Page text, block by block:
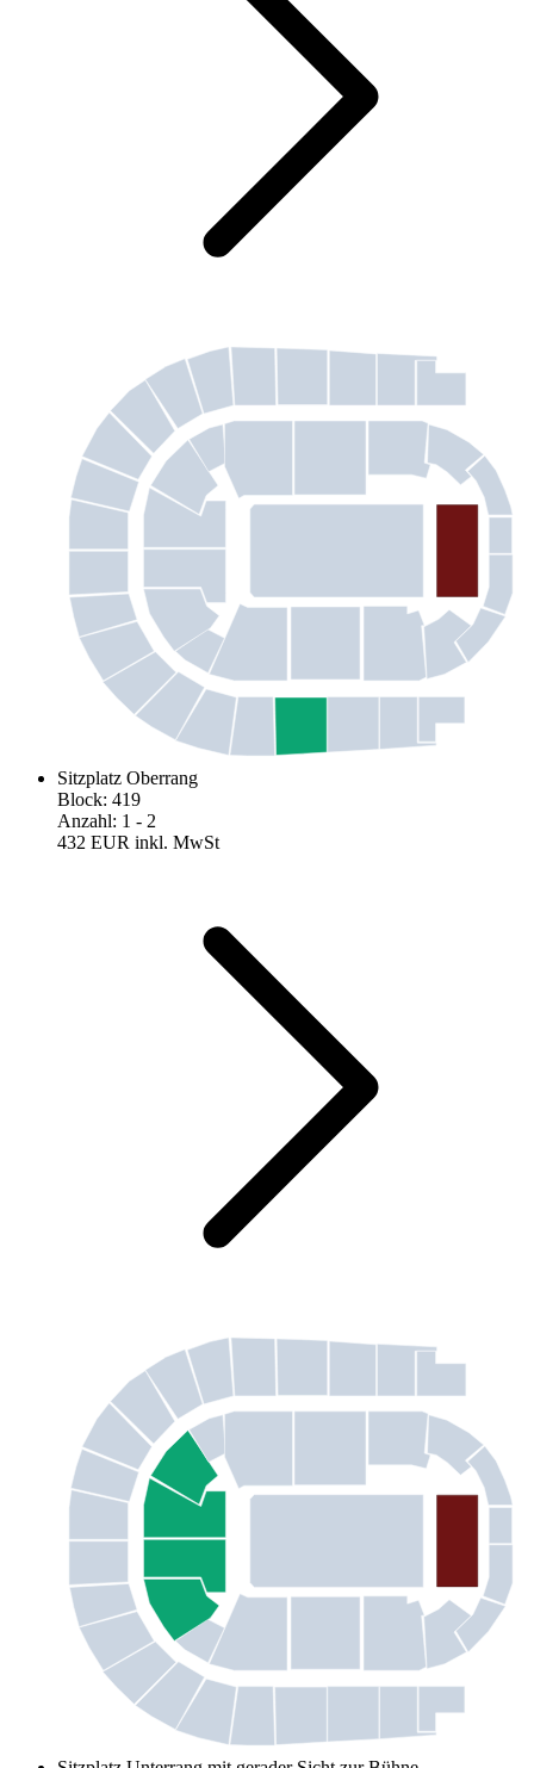
Sitzplatz Oberrang
Block: 419
Anzahl: 1 - 2
432 EUR inkl. MwSt